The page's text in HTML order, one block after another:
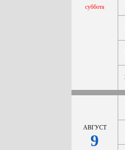
суббота
АВГУСТ
9